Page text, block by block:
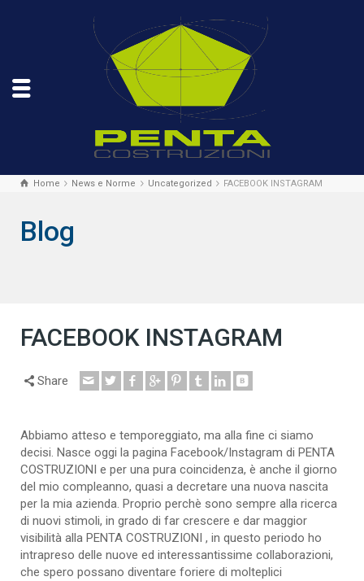
Home News e Norme Uncategorized FACEBOOK INSTAGRAM
Blog
FACEBOOK INSTAGRAM
Share
Abbiamo atteso e temporeggiato, ma alla fine ci siamo
decisi. Nasce oggi la pagina Facebook/Instagram di PENTA
COSTRUZIONI e per una pura coincidenza, è anche il giorno
del mio compleanno, quasi a decretare una nuova nascita
per la mia azienda. Proprio perchè sono sempre alla ricerca
di nuovi stimoli, in grado di far crescere e dar maggior
visibilità alla PENTA COSTRUZIONI , in questo periodo ho
intrapreso delle nuove ed interessantissime collaborazioni,
che spero possano diventare foriere di molteplici